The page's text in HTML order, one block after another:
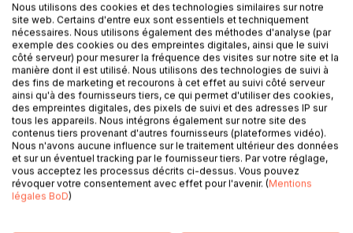
DESCRIPTION
Que faisait à Caen ce héros militaire de l'ère victorienne
dont la tombe a été vandalisée ? Pourquoi a-t-on consacré
un opéra au mystérieux seigneur médiéval dont le château
ruiné se dresse sur un promontoire près de Rouen ?
Comment des centaines d'Anglais ont-ils pu être
empoisonnés en quelques heures à l'arsenic ? Quelles
furent les raisons des émeutes sociales violentes qui ont
eu lieu entre ouvriers normands et anglais au XIXe siècle ?
Nous utilisons des cookies et des technologies similaires sur notre
site web. Certains d'entre eux sont essentiels et techniquement
nécessaires. Nous utilisons également des méthodes d'analyse (par
exemple des cookies ou des empreintes digitales, ainsi que le suivi
côté serveur) pour mesurer la fréquence des visites sur notre site et la
manière dont il est utilisé. Nous utilisons des technologies de suivi à
des fins de marketing et recourons à cet effet au suivi côté serveur
ainsi qu'à des fournisseurs tiers, ce qui permet d'utiliser des cookies,
des empreintes digitales, des pixels de suivi et des adresses IP sur
tous les appareils. Nous intégrons également sur notre site des
contenus tiers provenant d'autres fournisseurs (plateformes vidéo).
Nous n'avons aucune influence sur le traitement ultérieur des données
et sur un éventuel tracking par le fournisseur tiers. Par votre réglage,
vous acceptez les processus décrits ci-dessus. Vous pouvez
révoquer votre consentement avec effet pour l'avenir. (Mentions
légales BoD)